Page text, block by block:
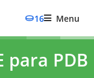
16 Menu
para PDB